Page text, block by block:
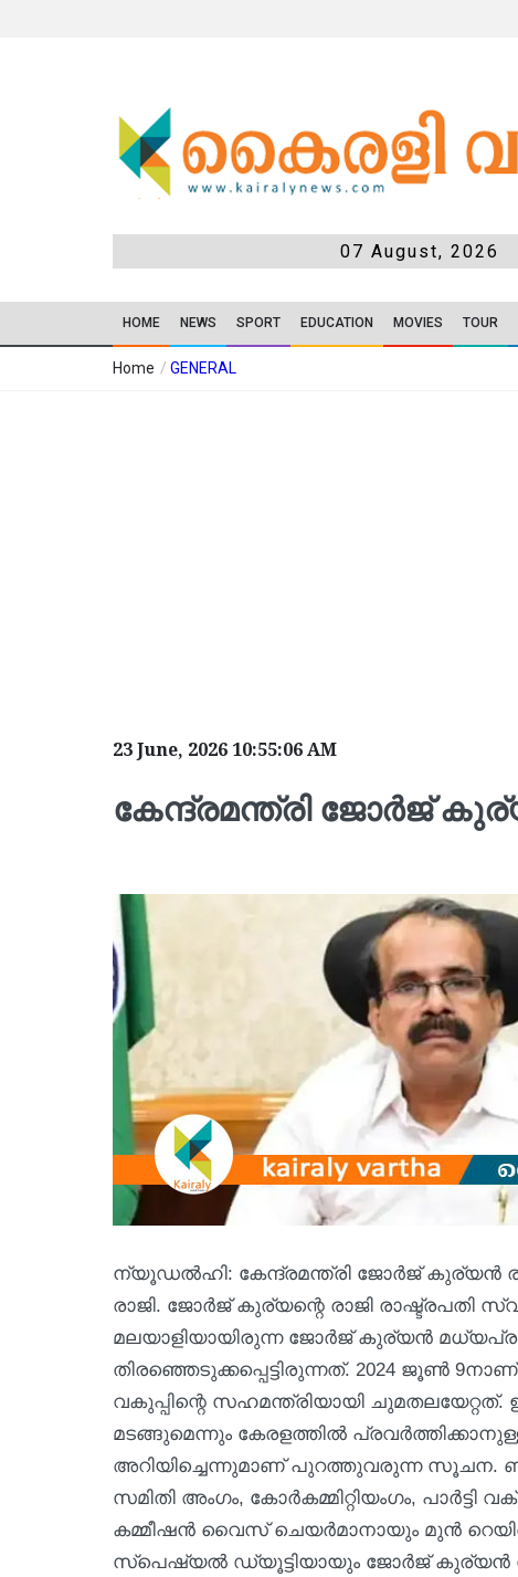
07 August, 2026
HOME NEWS SPORT EDUCATION MOVIES TOUR
Home / GENERAL
23 June, 2026 10:55:06 AM
കേന്ദ്രമന്ത്രി ജോർജ്
ന്യൂഡല്‍ഹി: കേന്ദ്രമന്ത്രി ജോര്‍ജ് കുര്യന്‍
രാജി. ജോര്‍ജ് കുര്യന്റെ രാജി രാഷ്ട്രപതി
മലയാളിയായിരുന്ന ജോര്‍ജ് കുര്യന്‍
തിരഞ്ഞെടുക്കപ്പെട്ടിരുന്നത്. 2024 ജൂണ്‍
വകുപ്പിന്റെ സഹമന്ത്രിയായി
മടങ്ങുമെന്നും കേരളത്തില്‍
അറിയിച്ചെന്നുമാണ് പുറത്തുവരുന്ന സൂചന.
സമിതി അംഗം, കോര്‍കമ്മിറ്റിയംഗം,
കമ്മീഷന്‍ വൈസ് ചെയര്‍മാനായും മുന്‍
സ്‌പെഷ്യല്‍ ഡ്യൂട്ടിയായും ജോര്‍ജ് കുര്യന്‍